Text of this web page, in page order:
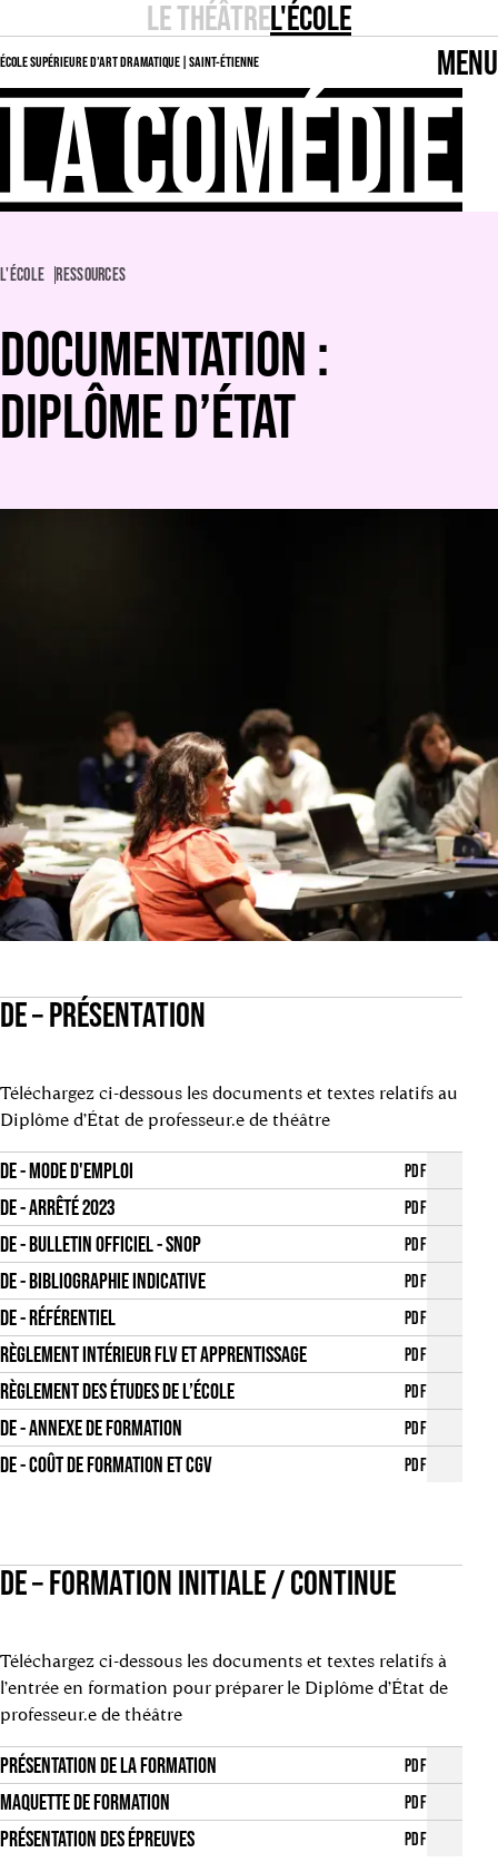
LE THÉÂTREL'ÉCOLE
ÉCOLE SUPÉRIEURE D’ART DRAMATIQUE | SAINT-ÉTIENNE MENU
L'ÉCOLE RESSOURCES
DOCUMENTATION :
DIPLÔME D’ÉTAT
DE – PRÉSENTATION
Téléchargez ci-dessous les documents et textes relatifs au
Diplôme d’État de professeur.e de théâtre
DE - MODE D'EMPLOI PDF
DE - ARRÊTÉ 2023 PDF
DE - BULLETIN OFFICIEL - SNOP PDF
DE - BIBLIOGRAPHIE INDICATIVE PDF
DE - RÉFÉRENTIEL PDF
RÈGLEMENT INTÉRIEUR FLV ET APPRENTISSAGE PDF
RÈGLEMENT DES ÉTUDES DE L’ÉCOLE PDF
DE - ANNEXE DE FORMATION PDF
DE - COÛT DE FORMATION ET CGV PDF
DE – FORMATION INITIALE / CONTINUE
Téléchargez ci-dessous les documents et textes relatifs à
l’entrée en formation pour préparer le Diplôme d’État de
professeur.e de théâtre
PRÉSENTATION DE LA FORMATION PDF
MAQUETTE DE FORMATION PDF
PRÉSENTATION DES ÉPREUVES PDF